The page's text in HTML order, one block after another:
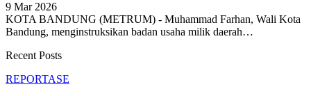
9 Mar 2026
KOTA BANDUNG (METRUM) - Muhammad Farhan, Wali Kota
Bandung, menginstruksikan badan usaha milik daerah…
Recent Posts
REPORTASE